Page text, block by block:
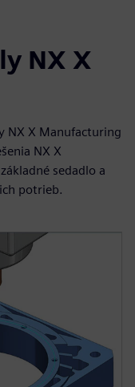
NX X
NX X Manufacturing
NX X
sedadlo a
potrieb.